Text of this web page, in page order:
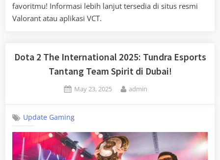
favoritmu! Informasi lebih lanjut tersedia di situs resmi
Valorant atau aplikasi VCT.
Dota 2 The International 2025: Tundra Esports
Tantang Team Spirit di Dubai!
Posted
May 23, 2025 By
admin
Update Gaming